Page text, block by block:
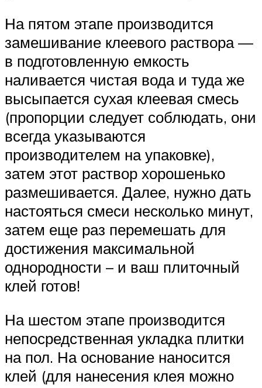
На пятом этапе производится
замешивание клеевого раствора —
в подготовленную емкость
наливается чистая вода и туда же
высыпается сухая клеевая смесь
(пропорции следует соблюдать, они
всегда указываются
производителем на упаковке),
затем этот раствор хорошенько
размешивается. Далее, нужно дать
настояться смеси несколько минут,
затем еще раз перемешать для
достижения максимальной
однородности – и ваш плиточный
клей готов!
На шестом этапе производится
непосредственная укладка плитки
на пол. На основание наносится
клей (для нанесения клея можно